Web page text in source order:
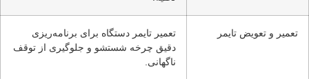
تعمیر و تعویض تایمر
تعمیر تایمر دستگاه برای برنامه‌ریزی
دقیق چرخه شستشو و جلوگیری از توقف
ناگهانی.